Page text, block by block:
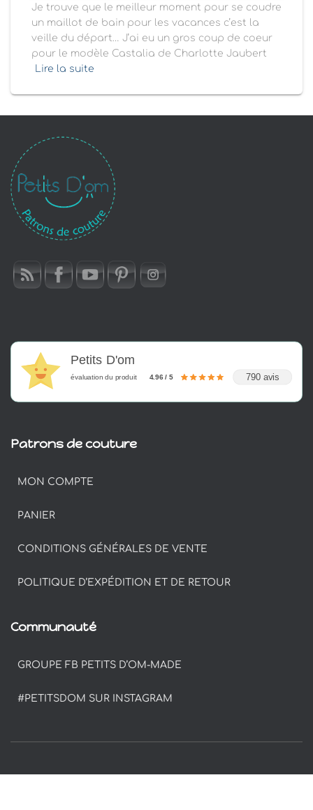
Je trouve que le meilleur moment pour se coudre
un maillot de bain pour les vacances c’est la
veille du départ… J’ai eu un gros coup de coeur
pour le modèle Castalia de Charlotte Jaubert
Lire la suite
Petits D'om
évaluation du produit 4.96 / 5 790 avis
Patrons de couture
MON COMPTE
PANIER
CONDITIONS GÉNÉRALES DE VENTE
POLITIQUE D’EXPÉDITION ET DE RETOUR
Communauté
GROUPE FB PETITS D’OM-MADE
#PETITSDOM SUR INSTAGRAM